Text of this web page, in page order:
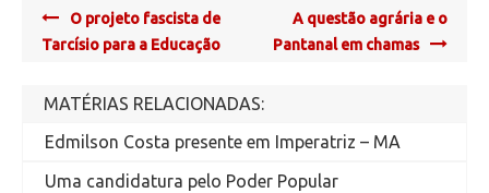
Post
navigation
O projeto fascista de
Tarcísio para a Educação
A questão agrária e o
Pantanal em chamas
MATÉRIAS RELACIONADAS:
Edmilson Costa presente em Imperatriz – MA
Uma candidatura pelo Poder Popular